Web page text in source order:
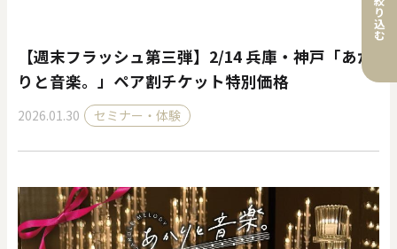
すべてのアイテム
カテゴリから探す
価格で探す
【週末フラッシュ第三弾】2/14 兵庫・神戸「あか
りと音楽。」ペア割チケット特別価格
2026.01.30 セミナー・体験
り
込
む